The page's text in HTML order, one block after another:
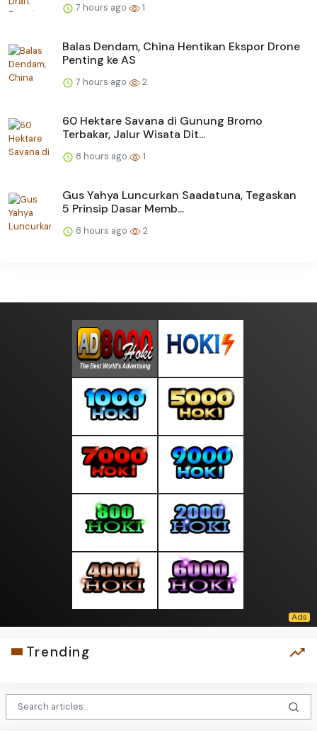
7 hours ago 1
Balas Dendam, China Hentikan Ekspor Drone
Penting ke AS
7 hours ago 2
60 Hektare Savana di Gunung Bromo
Terbakar, Jalur Wisata Dit...
8 hours ago 1
Gus Yahya Luncurkan Saadatuna, Tegaskan
5 Prinsip Dasar Memb...
8 hours ago 2
Trending